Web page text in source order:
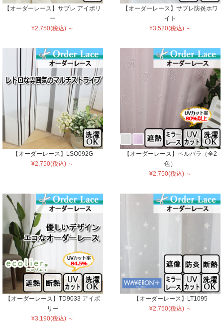
【オーダーレース】サブレ アイボリ
ー
¥2,750(税込) ～
【オーダーレース】サブレ防炎ホワ
イト
¥3,520(税込) ～
【オーダーレース】LSO092G
¥2,750(税込) ～
【オーダーレース】ベルバラ（全2
色）
¥2,750(税込) ～
【オーダーレース】TD9033 アイボ
リー
¥3,190(税込) ～
【オーダーレース】LT1095
¥2,750(税込) ～